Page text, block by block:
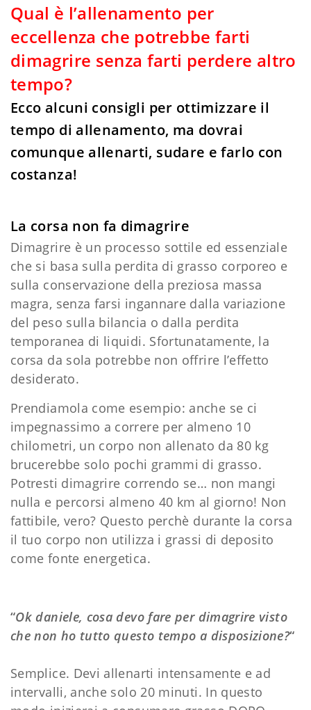
Qual è l’allenamento per
eccellenza che potrebbe farti
dimagrire senza farti perdere altro
tempo?
Ecco alcuni consigli per ottimizzare il
tempo di allenamento, ma dovrai
comunque allenarti, sudare e farlo con
costanza!
La corsa non fa dimagrire
Dimagrire è un processo sottile ed essenziale
che si basa sulla perdita di grasso corporeo e
sulla conservazione della preziosa massa
magra, senza farsi ingannare dalla variazione
del peso sulla bilancia o dalla perdita
temporanea di liquidi. Sfortunatamente, la
corsa da sola potrebbe non offrire l’effetto
desiderato.
Prendiamola come esempio: anche se ci
impegnassimo a correre per almeno 10
chilometri, un corpo non allenato da 80 kg
brucerebbe solo pochi grammi di grasso.
Potresti dimagrire correndo se… non mangi
nulla e percorsi almeno 40 km al giorno! Non
fattibile, vero? Questo perchè durante la corsa
il tuo corpo non utilizza i grassi di deposito
come fonte energetica.
“Ok daniele, cosa devo fare per dimagrire visto
che non ho tutto questo tempo a disposizione?“
Semplice. Devi allenarti intensamente e ad
intervalli, anche solo 20 minuti. In questo